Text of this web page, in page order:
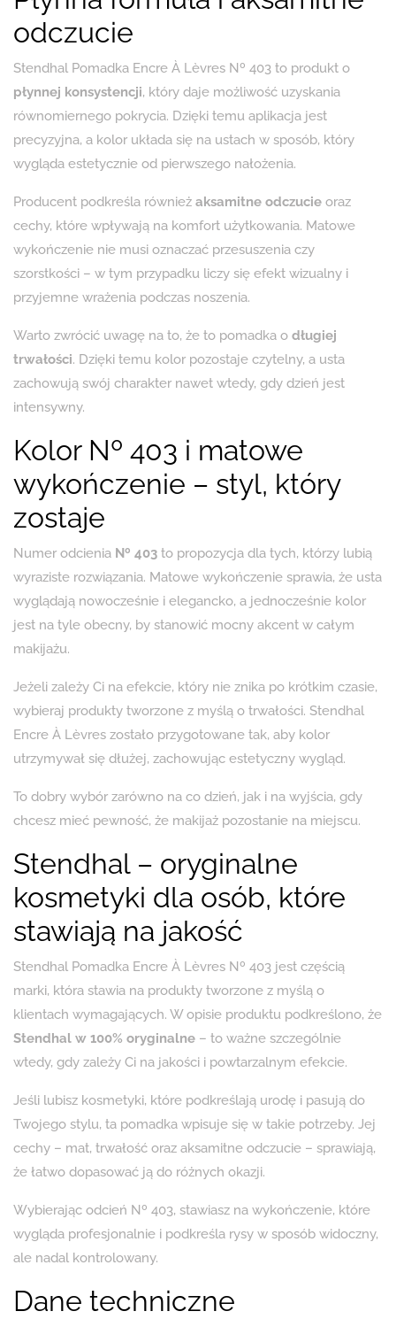
odczucie
Stendhal Pomadka Encre À Lèvres Nº 403 to produkt o
płynnej konsystencji, który daje możliwość uzyskania
równomiernego pokrycia. Dzięki temu aplikacja jest
precyzyjna, a kolor układa się na ustach w sposób, który
wygląda estetycznie od pierwszego nałożenia.
Producent podkreśla również aksamitne odczucie oraz
cechy, które wpływają na komfort użytkowania. Matowe
wykończenie nie musi oznaczać przesuszenia czy
szorstkości – w tym przypadku liczy się efekt wizualny i
przyjemne wrażenia podczas noszenia.
Warto zwrócić uwagę na to, że to pomadka o długiej
trwałości. Dzięki temu kolor pozostaje czytelny, a usta
zachowują swój charakter nawet wtedy, gdy dzień jest
intensywny.
Kolor Nº 403 i matowe
wykończenie – styl, który
zostaje
Numer odcienia Nº 403 to propozycja dla tych, którzy lubią
wyraziste rozwiązania. Matowe wykończenie sprawia, że usta
wyglądają nowocześnie i elegancko, a jednocześnie kolor
jest na tyle obecny, by stanowić mocny akcent w całym
makijażu.
Jeżeli zależy Ci na efekcie, który nie znika po krótkim czasie,
wybieraj produkty tworzone z myślą o trwałości. Stendhal
Encre À Lèvres zostało przygotowane tak, aby kolor
utrzymywał się dłużej, zachowując estetyczny wygląd.
To dobry wybór zarówno na co dzień, jak i na wyjścia, gdy
chcesz mieć pewność, że makijaż pozostanie na miejscu.
Stendhal – oryginalne
kosmetyki dla osób, które
stawiają na jakość
Stendhal Pomadka Encre À Lèvres Nº 403 jest częścią
marki, która stawia na produkty tworzone z myślą o
klientach wymagających. W opisie produktu podkreślono, że
Stendhal w 100% oryginalne – to ważne szczególnie
wtedy, gdy zależy Ci na jakości i powtarzalnym efekcie.
Jeśli lubisz kosmetyki, które podkreślają urodę i pasują do
Twojego stylu, ta pomadka wpisuje się w takie potrzeby. Jej
cechy – mat, trwałość oraz aksamitne odczucie – sprawiają,
że łatwo dopasować ją do różnych okazji.
Wybierając odcień Nº 403, stawiasz na wykończenie, które
wygląda profesjonalnie i podkreśla rysy w sposób widoczny,
ale nadal kontrolowany.
Dane techniczne